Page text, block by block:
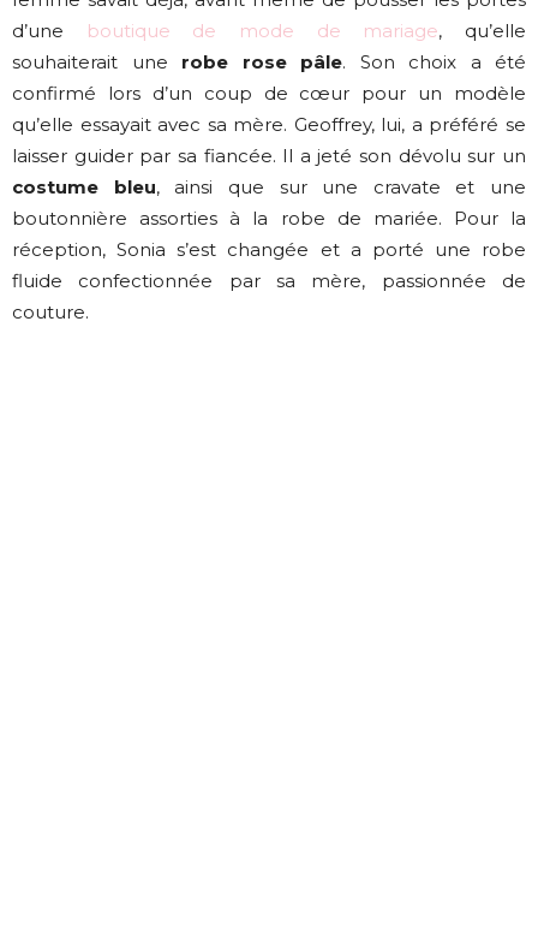
d’une
boutique de mode de mariage, qu’elle
souhaiterait une robe rose pâle. Son choix a été
confirmé lors d’un coup de cœur pour un modèle
qu’elle essayait avec sa mère. Geoffrey, lui, a préféré se
laisser guider par sa fiancée. Il a jeté son dévolu sur un
costume bleu, ainsi que sur une cravate et une
boutonnière assorties à la robe de mariée. Pour la
réception, Sonia s’est changée et a porté une robe
fluide confectionnée par sa mère, passionnée de
couture.